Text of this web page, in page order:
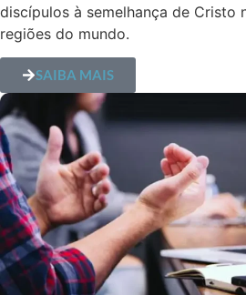
discípulos à semelhança de Cristo
regiões do mundo.
SAIBA MAIS